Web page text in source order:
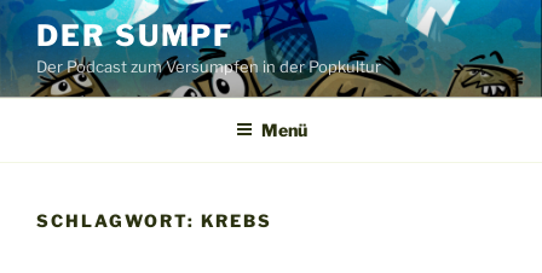
Zum
Inhalt
springen
DER SUMPF
Der Podcast zum Versumpfen in der Popkultur
Menü
SCHLAGWORT: KREBS